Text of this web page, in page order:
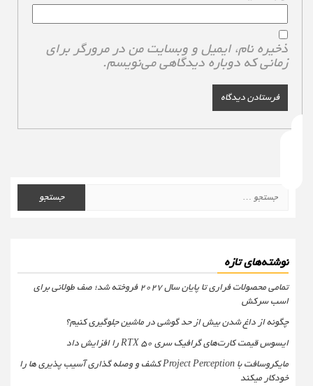
ذخیره نام، ایمیل و وبسایت من در مرورگر برای
زمانی که دوباره دیدگاهی می‌نویسم.
جستجو
برای:
نوشته‌های تازه
تمامی محصولات فراری تا پایان سال ۲۰۲۷ فروخته شد؛ صف طولانی برای
اسب سرکش
چگونه از داغ شدن بیش از حد گوشی در ماشین جلوگیری کنیم؟
ایسوس قیمت کارت‌های گرافیک سری RTX 50 را افزایش داد
مایکروسافت با Project Perception کشف و وصله گذاری آسیب پذیری ها را
خودکار میکند